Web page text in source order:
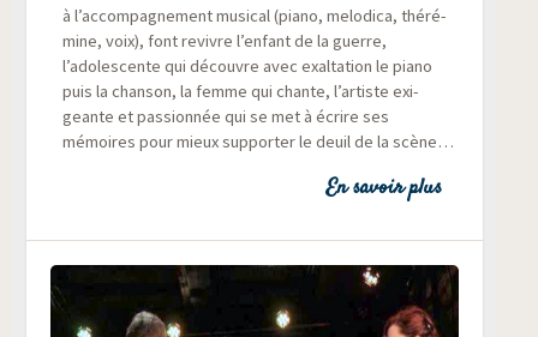
à l’accompagnement musi­cal (pia­no, melo­di­ca, thé­ré­
mine, voix), font revivre l’enfant de la guerre,
l’adolescente qui découvre avec exal­ta­tion le pia­no
puis la chan­son, la femme qui chante, l’artiste exi­
geante et pas­sion­née qui se met à écrire ses
mémoires pour mieux sup­por­ter le deuil de la scène…
En savoir plus